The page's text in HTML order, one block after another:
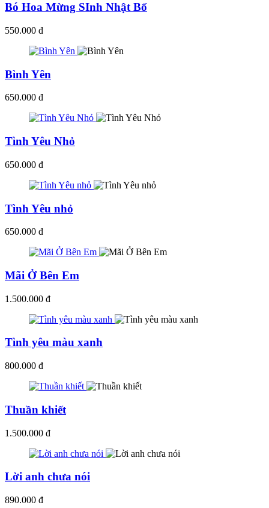
Bó Hoa Mừng SInh Nhật Bố
550.000 đ
Bình Yên
650.000 đ
Tình Yêu Nhỏ
650.000 đ
Tình Yêu nhỏ
650.000 đ
Mãi Ở Bên Em
1.500.000 đ
Tình yêu màu xanh
800.000 đ
Thuần khiết
1.500.000 đ
Lời anh chưa nói
890.000 đ